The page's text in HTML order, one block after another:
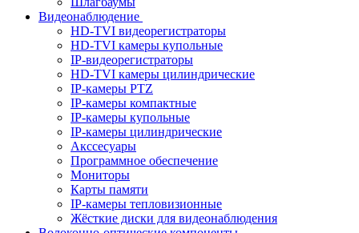
Видеонаблюдение
HD-TVI видеорегистраторы
HD-TVI камеры купольные
IP-видеорегистраторы
HD-TVI камеры цилиндрические
IP-камеры PTZ
IP-камеры компактные
IP-камеры купольные
IP-камеры цилиндрические
Акссесуары
Программное обеспечение
Мониторы
Карты памяти
IP-камеры тепловизионные
Жёсткие диски для видеонаблюдения